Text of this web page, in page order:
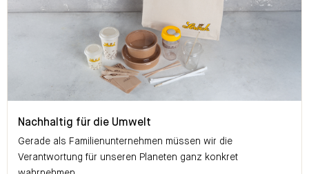
Nachhaltig für die Umwelt
Gerade als Familienunternehmen müssen wir die
Verantwortung für unseren Planeten ganz konkret